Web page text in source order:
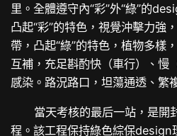
里。全體遵守內“彩”外“綠”的
凸起“彩”的特色，視覺沖擊力強
帶，凸起“綠”的特色，植物多樣
互補，充足斟酌快（車行）、慢
感染。路況路口，坦蕩通透、繁
當天考核的最后一站，是開
程。該工程保持綠色綜保design